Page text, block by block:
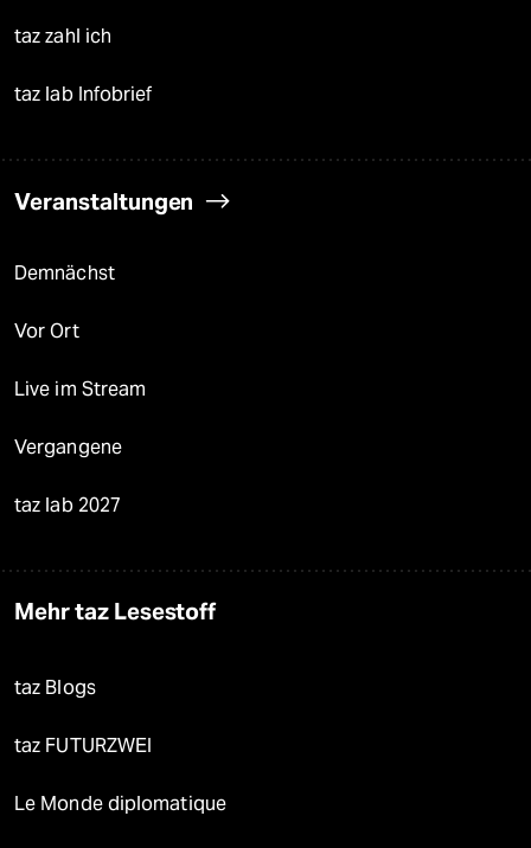
taz zahl ich
taz lab Infobrief
Veranstaltungen
Demnächst
Vor Ort
Live im Stream
Vergangene
taz lab 2027
Mehr taz Lesestoff
taz Blogs
taz FUTURZWEI
Le Monde diplomatique